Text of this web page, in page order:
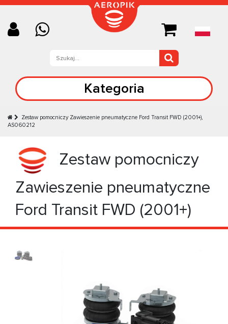
Kategoria
Zestaw pomocniczy Zawieszenie pneumatyczne Ford Transit FWD (2001+),
AS060212
Zestaw pomocniczy
Zawieszenie pneumatyczne
Ford Transit FWD (2001+)